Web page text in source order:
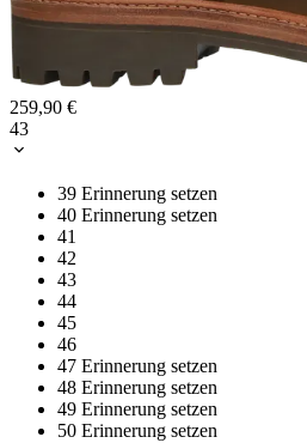
259,90 €
43
39 Erinnerung setzen
40 Erinnerung setzen
41
42
43
44
45
46
47 Erinnerung setzen
48 Erinnerung setzen
49 Erinnerung setzen
50 Erinnerung setzen